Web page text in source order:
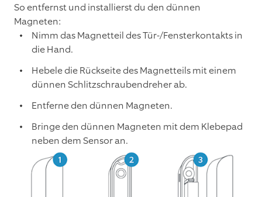
So entfernst und installierst du den dünnen
Magneten:
Nimm das Magnetteil des Tür-/Fensterkontakts in
die Hand.
Hebele die Rückseite des Magnetteils mit einem
dünnen Schlitzschraubendreher ab.
Entferne den dünnen Magneten.
Bringe den dünnen Magneten mit dem Klebepad
neben dem Sensor an.